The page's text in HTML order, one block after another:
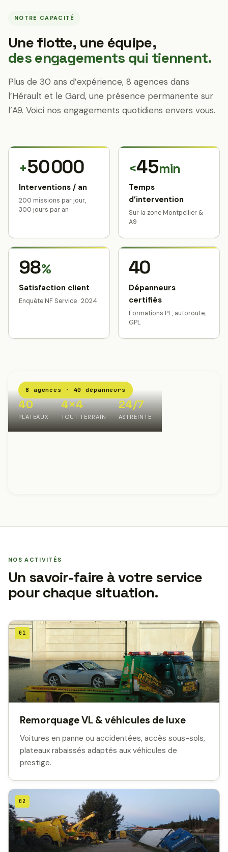
NOTRE CAPACITÉ
Une flotte, une équipe,
des engagements qui tiennent.
Plus de 30 ans d’expérience, 8 agences dans
l’Hérault et le Gard, une présence permanente sur
l’A9. Voici nos engagements quotidiens envers vous.
+50 000
Interventions / an
200 missions par jour,
300 jours par an
<45min
Temps
d’intervention
Sur la zone Montpellier &
A9
98%
Satisfaction client
Enquête NF Service · 2024
40
Dépanneurs
certifiés
Formations PL, autoroute,
GPL
8 agences · 40 dépanneurs
40
PLATEAUX
4×4
TOUT TERRAIN
24/7
ASTREINTE
NOS ACTIVITÉS
Un savoir-faire à votre service
pour chaque situation.
01
Remorquage VL & véhicules de luxe
Voitures en panne ou accidentées, accès sous-sols,
plateaux rabaissés adaptés aux véhicules de
prestige.
02